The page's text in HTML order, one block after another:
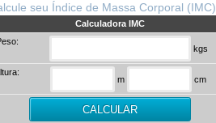
seu Índice de Massa Corporal (IMC)
Calculadora IMC
kgs
m cm